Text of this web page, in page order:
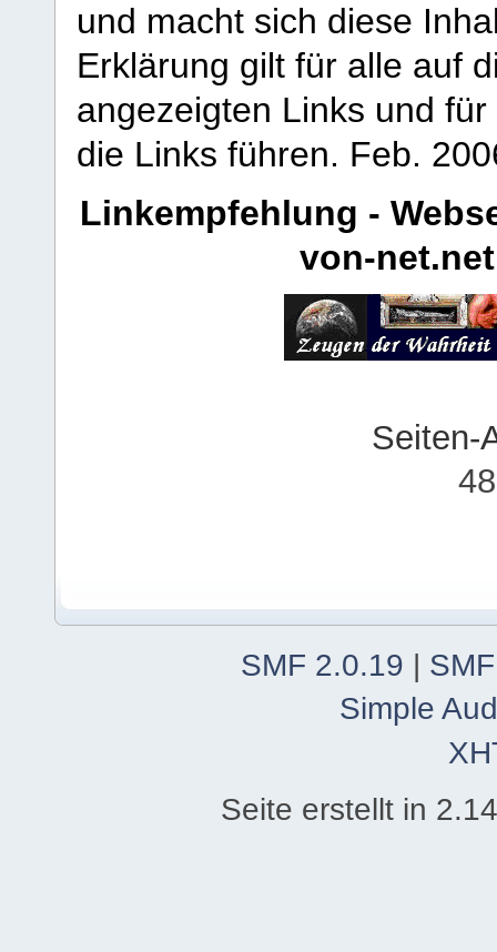
und macht sich diese
Erklärung gilt für alle auf
angezeigten Links und
die Links führen. Feb.
Linkempfehlung -
von-net.net
Seiten-
SMF 2.0.19 |
Simple
Seite erstellt in